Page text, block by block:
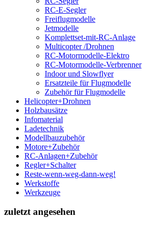
RC-E-Segler
Freiflugmodelle
Jetmodelle
Komplettset-mit-RC-Anlage
Multicopter /Drohnen
RC-Motormodelle-Elektro
RC-Motormodelle-Verbrenner
Indoor und Slowflyer
Ersatzteile für Flugmodelle
Zubehör für Flugmodelle
Helicopter+Drohnen
Holzbausätze
Infomaterial
Ladetechnik
Modellbauzubehör
Motore+Zubehör
RC-Anlagen+Zubehör
Regler+Schalter
Reste-wenn-weg-dann-weg!
Werkstoffe
Werkzeuge
zuletzt angesehen